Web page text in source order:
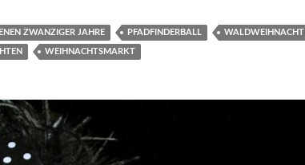
ZWANZIGER JAHRE PFADFINDERBALL WALDWEIHNACHT
WEIHNACHTSMARKT